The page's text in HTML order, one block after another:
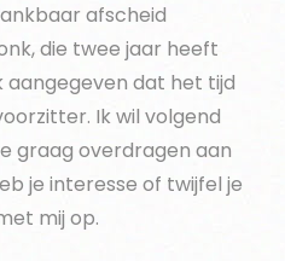
afscheid
die twee jaar heeft
aangegeven dat het tijd
Ik wil volgend
graag overdragen aan
je interesse of twijfel je
mij op.